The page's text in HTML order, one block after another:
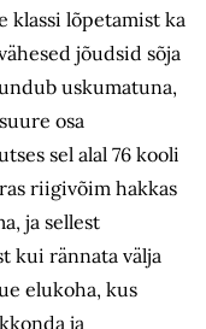
klassi lõpetamist ka
jõudsid sõja
uskumatuna,
osa
sel alal 76 kooli
riigivõim hakkas
ja sellest
kui rännata välja
elukoha, kus
ja